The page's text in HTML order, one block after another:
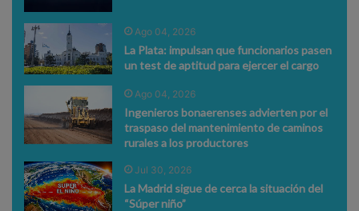
Ago 04, 2026
La Plata: impulsan que funcionarios pasen
un test de aptitud para ejercer el cargo
Ago 04, 2026
Ingenieros bonaerenses advierten por el
traspaso del mantenimiento de caminos
rurales a los productores
Jul 30, 2026
La Madrid sigue de cerca la situación del
“Súper niño”